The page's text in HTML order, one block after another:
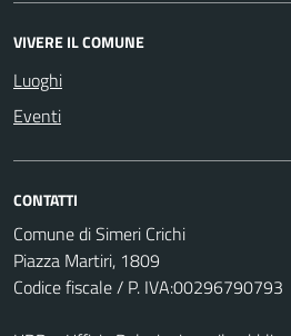
VIVERE IL COMUNE
Luoghi
Eventi
CONTATTI
Comune di Simeri Crichi
Piazza Martiri, 1809
Codice fiscale / P. IVA:00296790793